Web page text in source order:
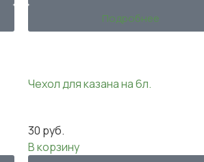
Подробнее
Чехол для казана на 6л.
30 руб.
В корзину